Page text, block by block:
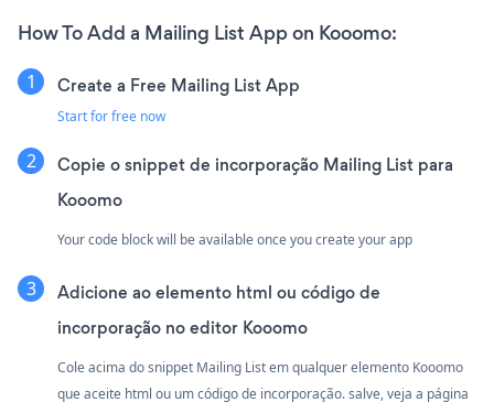
How To Add a Mailing List App on Kooomo:
Create a Free Mailing List App
Start for free now
Copie o snippet de incorporação Mailing List para
Kooomo
Your code block will be available once you create your app
Adicione ao elemento html ou código de
incorporação no editor Kooomo
Cole acima do snippet Mailing List em qualquer elemento Kooomo
que aceite html ou um código de incorporação. salve, veja a página